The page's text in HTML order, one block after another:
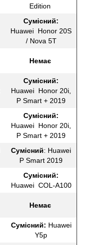
Edition
Сумісний:
Huawei Honor 20S
/ Nova 5T
Немає
Сумісний:
Huawei Honor 20i,
P Smart + 2019
Сумісний:
Huawei Honor 20i,
P Smart + 2019
Сумісний: Huawei
P Smart 2019
Сумісний:
Huawei COL-A100
Немає
Сумісний: Huawei
Y5p